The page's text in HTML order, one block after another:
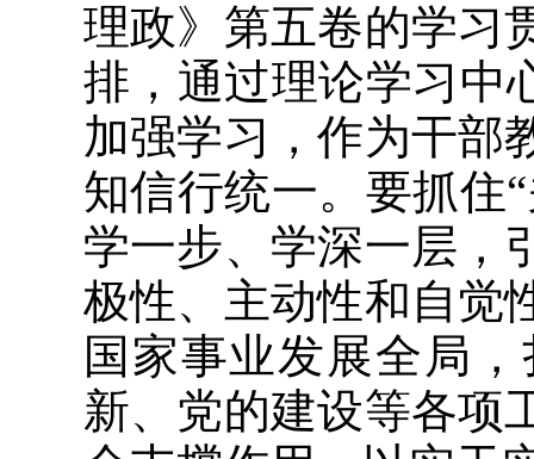
理政》第五卷的学习
排，通过理论学习中
加强学习，作为干部
知信行统一。要抓住
学一步、学深一层，
极性、主动性和自觉
国家事业发展全局
新、党的建设等各项